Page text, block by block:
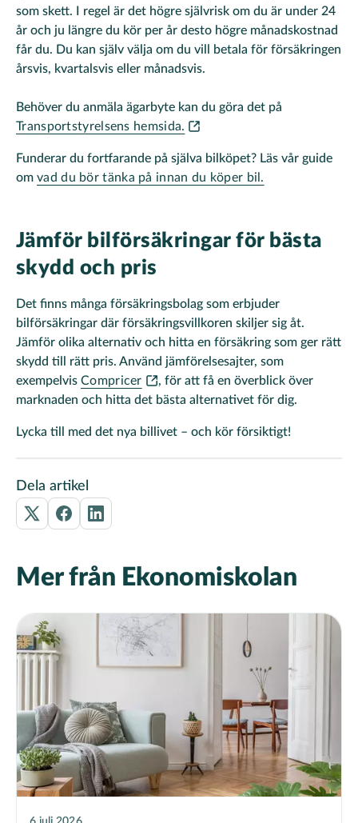
som skett. I regel är det högre självrisk om du är under 24
år och ju längre du kör per år desto högre månadskostnad
får du. Du kan själv välja om du vill betala för försäkringen
årsvis, kvartalsvis eller månadsvis.
Behöver du anmäla ägarbyte kan du göra det på
Transportstyrelsens hemsida.
Funderar du fortfarande på själva bilköpet? Läs vår guide
om vad du bör tänka på innan du köper bil.
Jämför bilförsäkringar för bästa
skydd och pris
Det finns många försäkringsbolag som erbjuder
bilförsäkringar där försäkringsvillkoren skiljer sig åt.
Jämför olika alternativ och hitta en försäkring som ger rätt
skydd till rätt pris. Använd jämförelsesajter, som
exempelvis Compricer
, för att få en överblick över
marknaden och hitta det bästa alternativet för dig.
Lycka till med det nya billivet – och kör försiktigt!
Dela artikel
Mer från Ekonomiskolan